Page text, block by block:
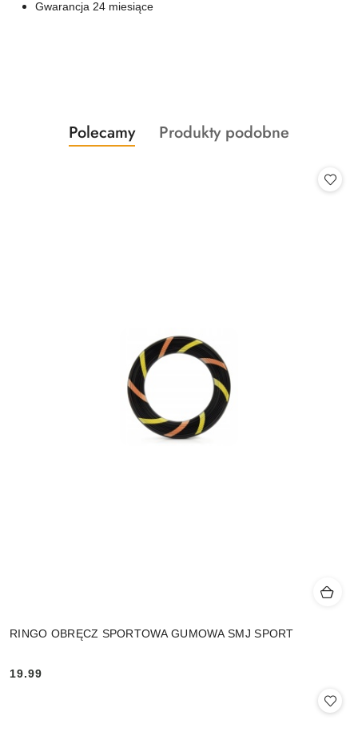
Gwarancja 24 miesiące
Pomiń karuzelę produktów
Produkty
o
Polecamy
Produkty
Produkty podobne
RINGO OBRĘCZ SPORTOWA GUMOWA SMJ SPORT
Cena:
19.99